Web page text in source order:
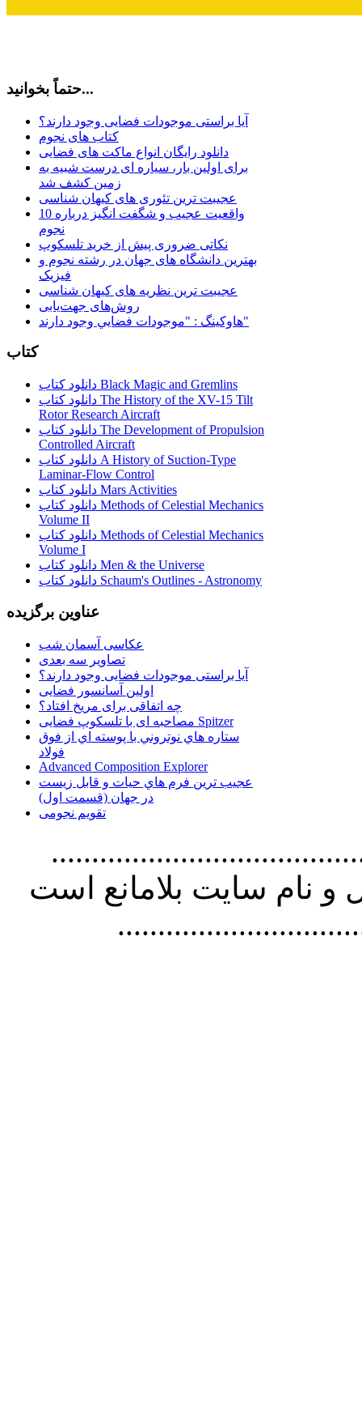
حتماً بخوانید...
آیا براستی موجودات فضایی وجود دارند؟
کتاب های نجوم
دانلود رایگان انواع ماکت های فضایی
برای اولین بار، سیاره ای درست شبیه به
زمین کشف شد
عجیبت ترین تئوری های کیهان شناسی
10 واقعیت عجیب و شگفت انگیز درباره
نجوم
نکاتی ضروری پیش از خرید تلسکوپ
بهترین دانشگاه های جهان در رشته نجوم و
فیزیک
عجیبت ترین نظریه های کیهان شناسی
روش‌های جهت‌یابی
هاوكينگ : "موجودات فضايي وجود دارند"
کتاب
دانلود کتاب Black Magic and Gremlins
دانلود کتاب The History of the XV-15 Tilt
Rotor Research Aircraft
دانلود کتاب The Development of Propulsion
Controlled Aircraft
دانلود کتاب A History of Suction-Type
Laminar-Flow Control
دانلود کتاب Mars Activities
دانلود کتاب Methods of Celestial Mechanics
Volume II
دانلود کتاب Methods of Celestial Mechanics
Volume I
دانلود کتاب Men & the Universe
دانلود کتاب Schaum's Outlines - Astronomy
عناوین برگزیده
عکاسی آسمان شب
تصاویر سه بعدی
آیا براستی موجودات فضایی وجود دارند؟
اولین آسانسور فضایی
چه اتفاقی برای مریخ افتاد؟
مصاحبه ای با تلسکوپ فضایی Spitzer
ستاره هاي نوتروني با پوسته اي از فوق
فولاد
Advanced Composition Explorer
عجیب ترین فرم هاي حيات و قابل زيست
در جهان (قسمت اول)
تقویم نجومی
استفاده از
نام سايت بلامانع است